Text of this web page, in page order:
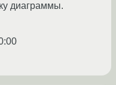
диаграммы.